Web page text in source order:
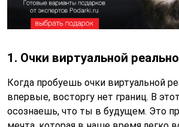
1. Очки виртуальной
Когда пробуешь очки виртуальной
впервые, восторгу нет границ. В
осознаешь, что ты в будущем. Это